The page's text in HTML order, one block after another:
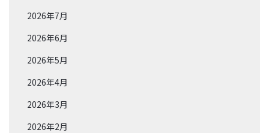
2026年7月
2026年6月
2026年5月
2026年4月
2026年3月
2026年2月